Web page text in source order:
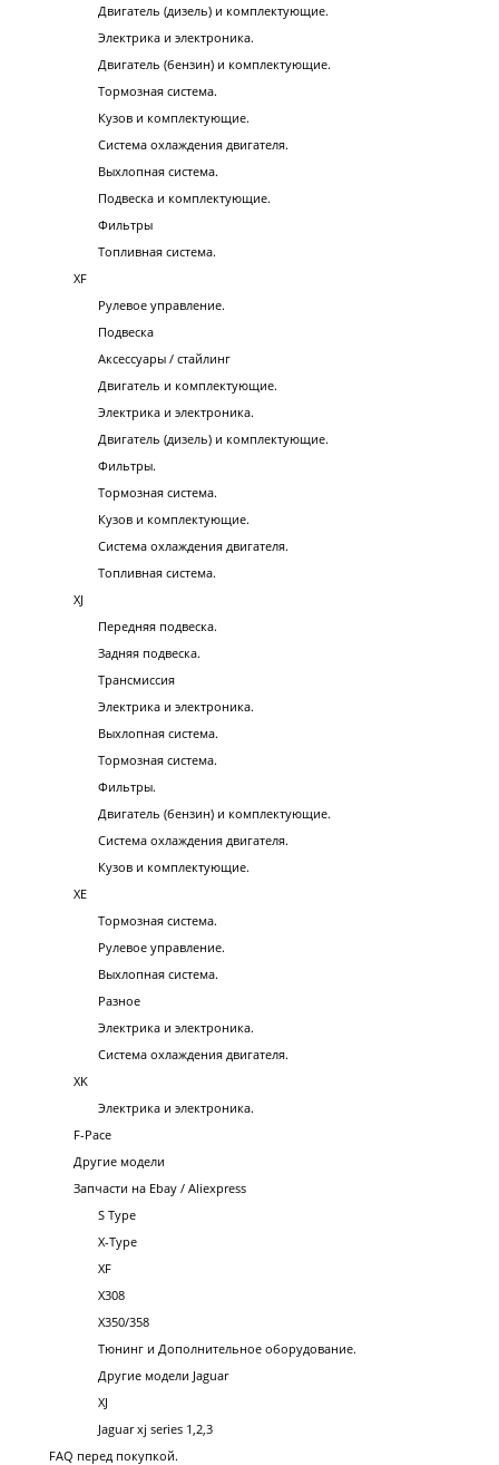
Двигатель (дизель) и комплектующие.
Электрика и электроника.
Двигатель (бензин) и комплектующие.
Тормозная система.
Кузов и комплектующие.
Система охлаждения двигателя.
Выхлопная система.
Подвеска и комплектующие.
Фильтры
Топливная система.
XF
Рулевое управление.
Подвеска
Аксессуары / стайлинг
Двигатель и комплектующие.
Электрика и электроника.
Двигатель (дизель) и комплектующие.
Фильтры.
Тормозная система.
Кузов и комплектующие.
Система охлаждения двигателя.
Топливная система.
XJ
Передняя подвеска.
Задняя подвеска.
Трансмиссия
Электрика и электроника.
Выхлопная система.
Тормозная система.
Фильтры.
Двигатель (бензин) и комплектующие.
Система охлаждения двигателя.
Кузов и комплектующие.
XE
Тормозная система.
Рулевое управление.
Выхлопная система.
Разное
Электрика и электроника.
Система охлаждения двигателя.
XK
Электрика и электроника.
F-Pace
Другие модели
Запчасти на Ebay / Aliexpress
S Type
X-Type
XF
X308
X350/358
Тюнинг и Дополнительное оборудование.
Другие модели Jaguar
XJ
Jaguar xj series 1,2,3
FAQ перед покупкой.